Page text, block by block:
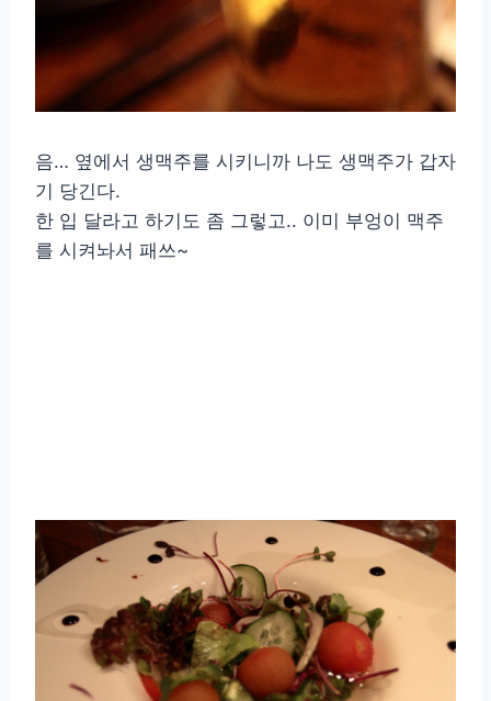
음… 옆에서 생맥주를 시키니까 나도 생맥주가 갑자
기 당긴다.
한 입 달라고 하기도 좀 그렇고.. 이미 부엉이 맥주
를 시켜놔서 패쓰~